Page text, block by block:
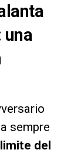
una
sempre
del